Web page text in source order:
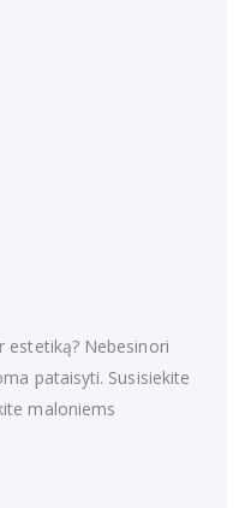
estetiką? Nebesinori
pataisyti. Susisiekite
maloniems